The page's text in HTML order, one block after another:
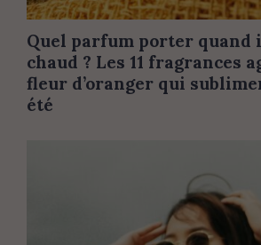
Quel parfum porter quand
chaud ? Les 11 fragrances
fleur d’oranger qui
été